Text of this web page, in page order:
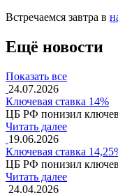
Встречаемся завтра в
Ещё новости
Показать все
24.07.2026
Ключевая ставка 14%
ЦБ РФ понизил
Читать далее
19.06.2026
Ключевая ставка
ЦБ РФ понизил
Читать далее
24.04.2026